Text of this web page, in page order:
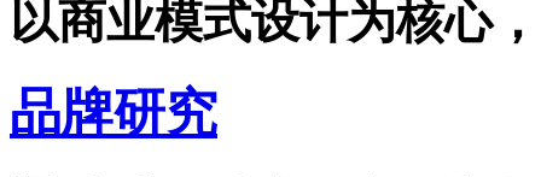
以商业模式设计为核心
品牌研究